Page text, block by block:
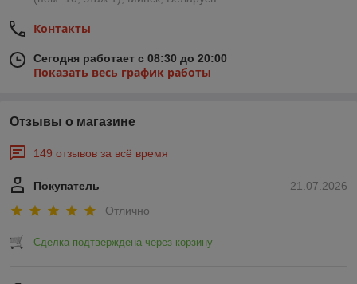
Контакты
Сегодня работает с 08:30 до 20:00
Показать весь график работы
Отзывы о магазине
149 отзывов за всё время
21.07.2026
Покупатель
Отлично
Сделка подтверждена через корзину